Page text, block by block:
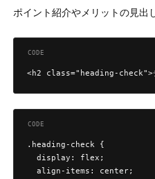
ポイント紹介やメリットの見出
<h2 class="heading-check">チ
.heading-check {
  display: flex;
  align-items: center;